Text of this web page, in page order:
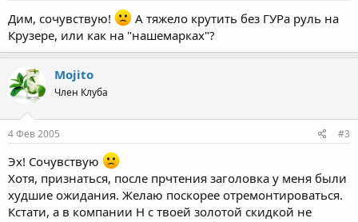
Дим, сочувствую!
А тяжело крутить без ГУРа руль на
Крузере, или как на "нашемарках"?
Mojito
Член Клуба
4 Фев 2005 #3
Эх! Сочувствую
Хотя, признаться, после прчтения заголовка у меня были
худшие ожидания. Желаю поскорее отремонтироваться.
Кстати, а в компании Н с твоей золотой скидкой не